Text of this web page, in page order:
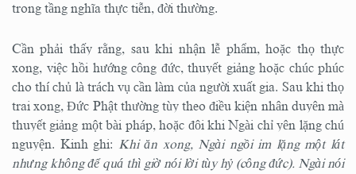
trong tầng nghĩa thực tiễn, đời thường.
Cần phải thấy rằng, sau khi nhận lễ phẩm, hoặc thọ thực
xong, việc hồi hướng công đức, thuyết giảng hoặc chúc phúc
cho thí chủ là trách vụ cần làm của người xuất gia. Sau khi thọ
trai xong, Đức Phật thường tùy theo điều kiện nhân duyên mà
thuyết giảng một bài pháp, hoặc đôi khi Ngài chỉ yên lặng chú
nguyện. Kinh ghi: Khi ăn xong, Ngài ngồi im lặng một lát
nhưng không để quá thì giờ nói lời tùy hỷ (công đức). Ngài nói